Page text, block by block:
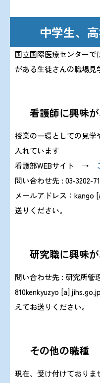
中学生、
国立国際医療センター
がある生徒さんの職場見
看護師に興味
授業の一環としての見
入れています
看護部WEBサイト →
問い合わせ先 : 03-3202-
メールアドレス：kango
送りください。
研究職に興味
問い合わせ先 : 研究所管
810kenkyuzyo [a]
えてお送りください。
その他の職種
現在、受け付けておりま